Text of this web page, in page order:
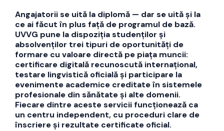
Angajatorii se uită la diplomă — dar se uită și la
ce ai făcut în plus față de programul de bază.
UVVG pune la dispoziția studenților și
absolvenților trei tipuri de oportunități de
formare cu valoare directă pe piața muncii:
certificare digitală recunoscută internațional,
testare lingvistică oficială și participare la
evenimente academice creditate în sistemele
profesionale din sănătate și alte domenii.
Fiecare dintre aceste servicii funcționează ca
un centru independent, cu proceduri clare de
înscriere și rezultate certificate oficial.